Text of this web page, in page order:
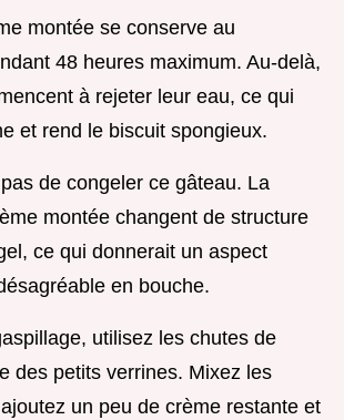
montée se conserve au
48 heures maximum. Au-delà,
à rejeter leur eau, ce qui
et rend le biscuit spongieux.
de congeler ce gâteau. La
montée changent de structure
ce qui donnerait un aspect
en bouche.
utilisez les chutes de
des petits verrines. Mixez les
un peu de crème restante et